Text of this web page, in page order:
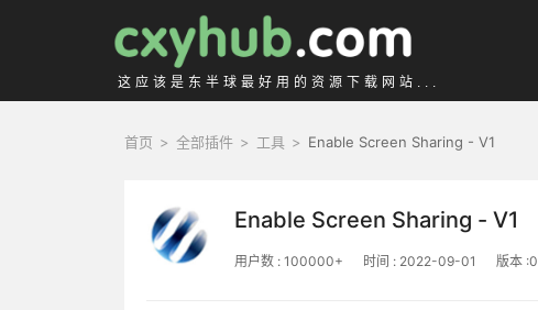
这应该是东半球最好用的资源下载网站...
首页 > 全部插件 > 工具 > Enable Screen Sharing - V1
Enable Screen Sharing - V1
用户数 : 100000+ 时间 : 2022-09-01 版本 :0